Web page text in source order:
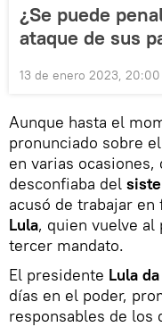
¿Se puede
ataque de sus
13 de enero 2023, 20:00
Aunque hasta el
pronunciado sobre
en varias
desconfiaba del
acusó de trabajar
Lula, quien vuelve al
tercer mandato.
El presidente Lula
días en el poder,
responsables de los